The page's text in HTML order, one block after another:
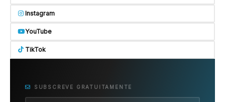
Instagram
YouTube
TikTok
SUBSCREVE GRATUITAMENTE